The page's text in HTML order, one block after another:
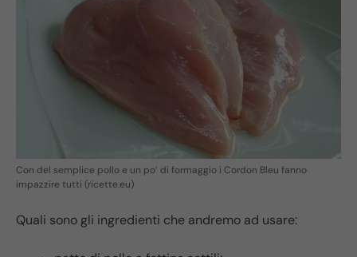
Con del semplice pollo e un po’ di formaggio i Cordon Bleu fanno
impazzire tutti (ricette.eu)
Quali sono gli ingredienti che andremo ad usare: